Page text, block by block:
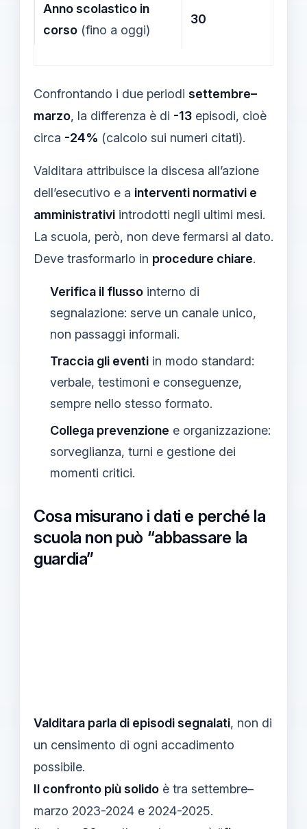
Anno scolastico in
corso (fino a oggi)
30
Confrontando i due periodi settembre–
marzo, la differenza è di -13 episodi, cioè
circa -24% (calcolo sui numeri citati).
Valditara attribuisce la discesa all’azione
dell’esecutivo e a interventi normativi e
amministrativi introdotti negli ultimi mesi.
La scuola, però, non deve fermarsi al dato.
Deve trasformarlo in procedure chiare.
Verifica il flusso interno di
segnalazione: serve un canale unico,
non passaggi informali.
Traccia gli eventi in modo standard:
verbale, testimoni e conseguenze,
sempre nello stesso formato.
Collega prevenzione e organizzazione:
sorveglianza, turni e gestione dei
momenti critici.
Cosa misurano i dati e perché la
scuola non può “abbassare la
guardia”
Valditara parla di episodi segnalati, non di
un censimento di ogni accadimento
possibile.
Il confronto più solido è tra settembre–
marzo 2023-2024 e 2024-2025.